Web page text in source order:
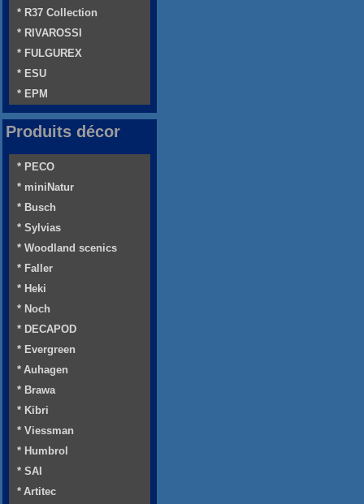
* R37 Collection
* RIVAROSSI
* FULGUREX
* ESU
* EPM
Produits décor
* PECO
* miniNatur
* Busch
* Sylvias
* Woodland scenics
* Faller
* Heki
* Noch
* DECAPOD
* Evergreen
* Auhagen
* Brawa
* Kibri
* Viessman
* Humbrol
* SAI
* Artitec